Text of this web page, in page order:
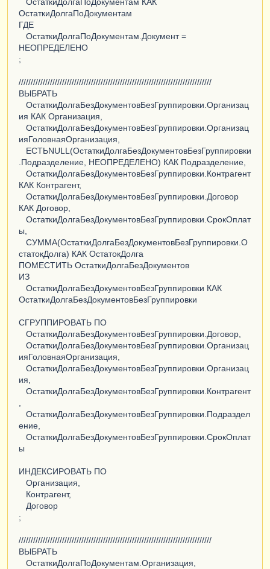
ОстаткиДолгаПоДокументам
ГДЕ
ОстаткиДолгаПоДокументам.Документ =
НЕОПРЕДЕЛЕНО
;
////////////////////////////////////////////////////////////////////////////////
ВЫБРАТЬ
ОстаткиДолгаБезДокументовБезГруппировки.Организац
ия КАК Организация,
ОстаткиДолгаБезДокументовБезГруппировки.Организац
ияГоловнаяОрганизация,
ЕСТЬNULL(ОстаткиДолгаБезДокументовБезГруппировки
.Подразделение, НЕОПРЕДЕЛЕНО) КАК Подразделение,
ОстаткиДолгаБезДокументовБезГруппировки.Контрагент
КАК Контрагент,
ОстаткиДолгаБезДокументовБезГруппировки.Договор
КАК Договор,
ОстаткиДолгаБезДокументовБезГруппировки.СрокОплат
ы,
СУММА(ОстаткиДолгаБезДокументовБезГруппировки.О
статокДолга) КАК ОстатокДолга
ПОМЕСТИТЬ ОстаткиДолгаБезДокументов
ИЗ
ОстаткиДолгаБезДокументовБезГруппировки КАК
ОстаткиДолгаБезДокументовБезГруппировки
СГРУППИРОВАТЬ ПО
ОстаткиДолгаБезДокументовБезГруппировки.Договор,
ОстаткиДолгаБезДокументовБезГруппировки.Организац
ияГоловнаяОрганизация,
ОстаткиДолгаБезДокументовБезГруппировки.Организац
ия,
ОстаткиДолгаБезДокументовБезГруппировки.Контрагент
ОстаткиДолгаБезДокументовБезГруппировки.Подраздел
ение,
ОстаткиДолгаБезДокументовБезГруппировки.СрокОплат
ы
ИНДЕКСИРОВАТЬ ПО
Организация,
Контрагент,
Договор
;
////////////////////////////////////////////////////////////////////////////////
ВЫБРАТЬ
ОстаткиДолгаПоДокументам.Организация,